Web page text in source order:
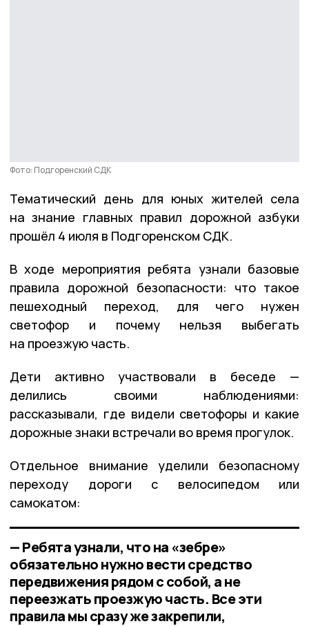
Фото: Подгоренский СДК
Тематический день для юных жителей села
на знание главных правил дорожной азбуки
прошёл 4 июля в Подгоренском СДК.
В ходе мероприятия ребята узнали базовые
правила дорожной безопасности: что такое
пешеходный переход, для чего нужен
светофор и почему нельзя выбегать
на проезжую часть.
Дети активно участвовали в беседе —
делились своими наблюдениями:
рассказывали, где видели светофоры и какие
дорожные знаки встречали во время прогулок.
Отдельное внимание уделили безопасному
переходу дороги с велосипедом или
самокатом:
— Ребята узнали, что на «зебре»
обязательно нужно вести средство
передвижения рядом с собой, а не
переезжать проезжую часть. Все эти
правила мы сразу же закрепили,